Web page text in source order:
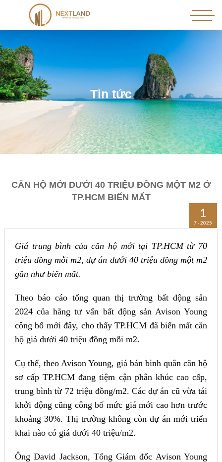
Tin tức
CĂN HỘ MỚI DƯỚI 40 TRIỆU ĐỒNG MỘT M2 Ở
TP.HCM BIẾN MẤT
1
7 - 2025
Giá trung bình của căn hộ mới tại TP.HCM từ 70
triệu đồng mỗi m2, dự án dưới 40 triệu đồng một m2
gần như biến mất.
Theo báo cáo tổng quan thị trường bất động sản
2024 của hãng tư vấn bất động sản Avison Young
công bố mới đây, cho thấy TP.HCM đã biến mất căn
hộ giá dưới 40 triệu đồng mỗi m2.
Cụ thể, theo Avison Young, giá bán bình quân căn hộ
sơ cấp TP.HCM đang tiệm cận phân khúc cao cấp,
trung bình từ 72 triệu đồng/m2. Các dự án cũ vừa tái
khởi động cũng công bố mức giá mới cao hơn trước
khoảng 30%. Thị trường không còn dự án mới triển
khai nào có giá dưới 40 triệu/m2.
Ông David Jackson, Tổng Giám đốc Avison Young